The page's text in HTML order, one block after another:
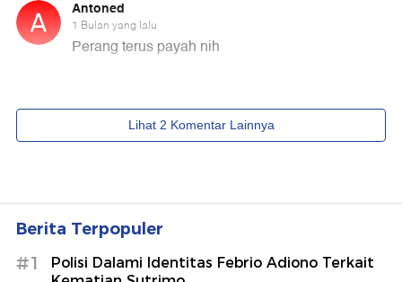
Berita Terpopuler
#1
Polisi Dalami Identitas Febrio Adiono Terkait